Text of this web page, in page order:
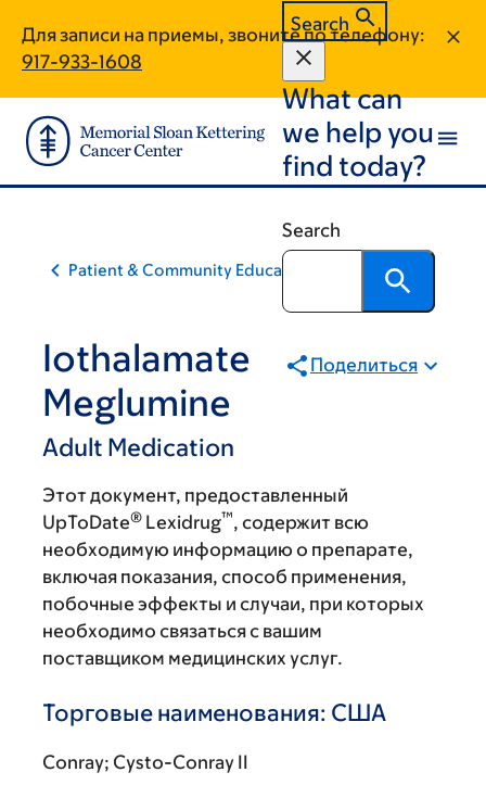
main
content
footer
Для записи на приемы, звоните по телефону:
917-933-1608
Search
What can
we help you
find today?
Search
Patient & Community Education
Iothalamate
Meglumine
Adult Medication
Поделиться
Этот документ, предоставленный
UpToDate® Lexidrug™, содержит всю
необходимую информацию о препарате,
включая показания, способ применения,
побочные эффекты и случаи, при которых
необходимо связаться с вашим
поставщиком медицинских услуг.
Торговые наименования: США
Conray; Cysto-Conray II